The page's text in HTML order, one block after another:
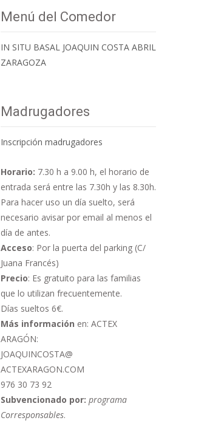
Menú del Comedor
IN SITU BASAL JOAQUIN COSTA ABRIL
ZARAGOZA
Madrugadores
Inscripción madrugadores
Horario: 7.30 h a 9.00 h, el horario de
entrada será entre las 7.30h y las 8.30h.
Para hacer uso un día suelto, será
necesario avisar por email al menos el
día de antes.
Acceso: Por la puerta del parking (C/
Juana Francés)
Precio: Es gratuito para las familias
que lo utilizan frecuentemente.
Días sueltos 6€.
Más información en: ACTEX
ARAGÓN:
JOAQUINCOSTA@
ACTEXARAGON.COM
976 30 73 92
Subvencionado por: programa
Corresponsables.